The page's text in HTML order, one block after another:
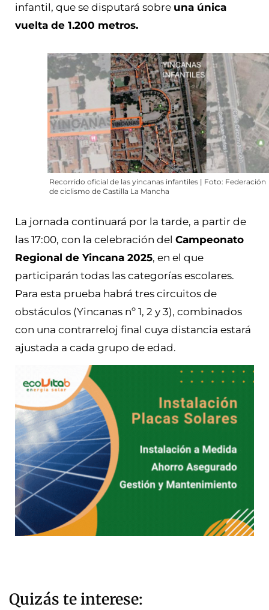
infantil, que se disputará sobre una única
vuelta de 1.200 metros.
Recorrido oficial de las yincanas infantiles | Foto: Federación
de ciclismo de Castilla La Mancha
La jornada continuará por la tarde, a partir de
las 17:00, con la celebración del Campeonato
Regional de Yincana 2025, en el que
participarán todas las categorías escolares.
Para esta prueba habrá tres circuitos de
obstáculos (Yincanas nº 1, 2 y 3), combinados
con una contrarreloj final cuya distancia estará
ajustada a cada grupo de edad.
Quizás te interese: